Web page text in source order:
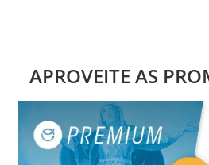
APROVEITE AS